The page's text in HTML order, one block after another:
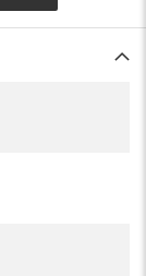
gwarancję